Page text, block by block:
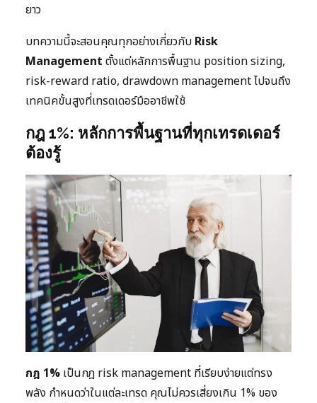
ยาว
บทความนี้จะสอนคุณทุกอย่างเกี่ยวกับ Risk
Management ตั้งแต่หลักการพื้นฐาน position sizing,
risk-reward ratio, drawdown management ไปจนถึง
เทคนิคขั้นสูงที่เทรดเดอร์มืออาชีพใช้
กฎ 1%: หลักการพื้นฐานที่ทุกเทรดเดอร์
ต้องรู้
กฎ 1% เป็นกฎ risk management ที่เรียบง่ายแต่ทรง
พลัง กำหนดว่าในแต่ละเทรด คุณไม่ควรเสี่ยงเกิน 1% ของ